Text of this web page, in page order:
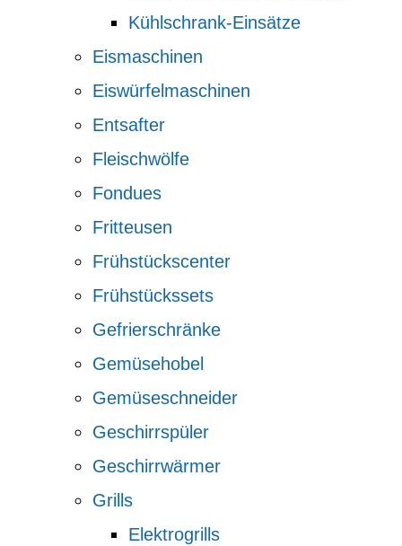
Kühlschrank-Einsätze
Eismaschinen
Eiswürfelmaschinen
Entsafter
Fleischwölfe
Fondues
Fritteusen
Frühstückscenter
Frühstückssets
Gefrierschränke
Gemüsehobel
Gemüseschneider
Geschirrspüler
Geschirrwärmer
Grills
Elektrogrills